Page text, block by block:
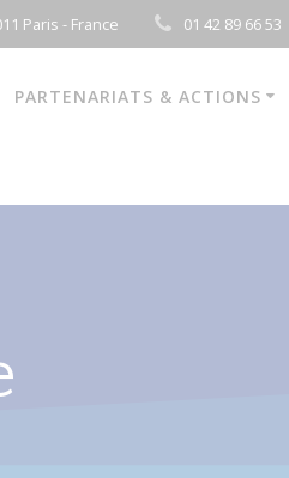
Paris - France 01 42 89 66 53
PARTENARIATS & ACTIONS